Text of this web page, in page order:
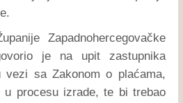
Zapadnohercegovačke
je na upit zastupnika
vezi sa Zakonom o plaćama,
procesu izrade, te bi trebao